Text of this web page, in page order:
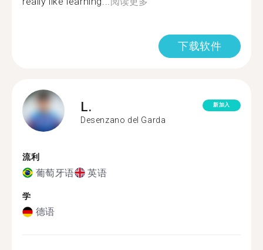
下载软件
L.
Desenzano del Garda
新加入
流利
葡萄牙语 英语
学
德语